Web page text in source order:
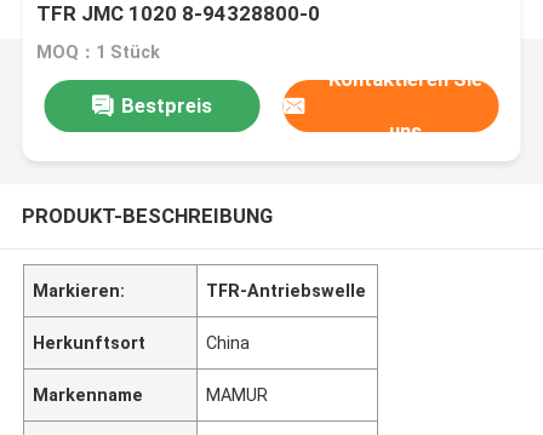
TFR JMC 1020 8-94328800-0
MOQ：1 Stück
Bestpreis
Kontaktieren Sie
uns
PRODUKT-BESCHREIBUNG
Markieren: TFR-Antriebswelle
Herkunftsort China
Markenname MAMUR